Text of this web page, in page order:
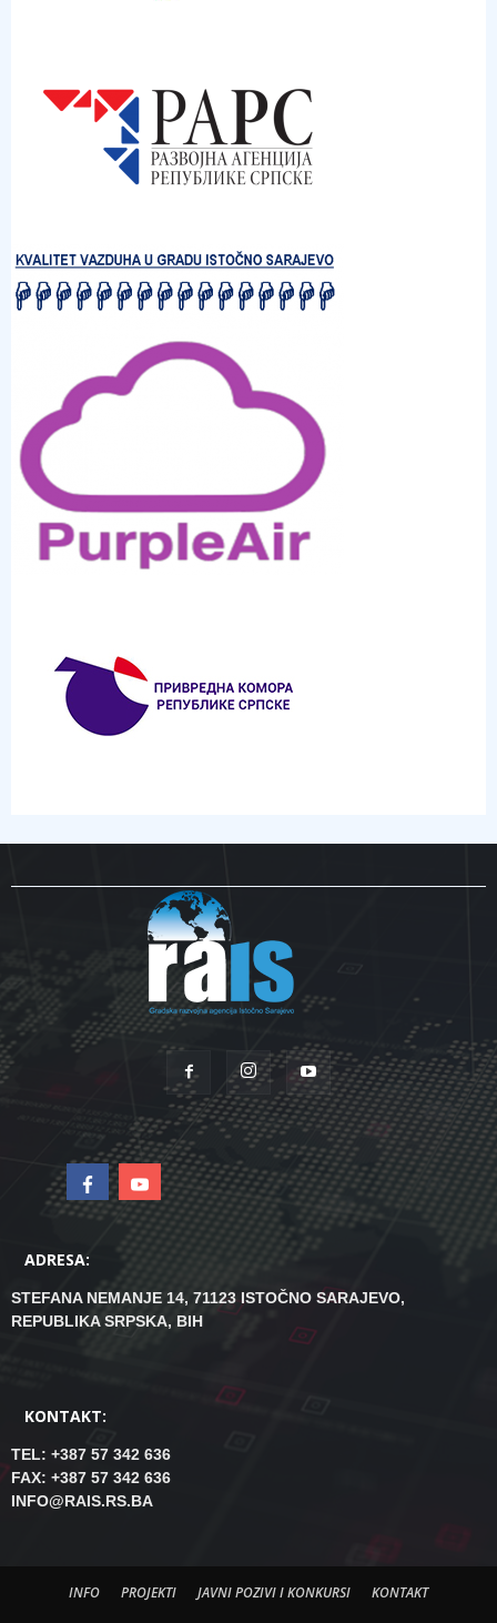
ADRESA:
STEFANA NEMANJE 14, 71123 ISTOČNO SARAJEVO,
REPUBLIKA SRPSKA, BIH
KONTAKT:
TEL: +387 57 342 636
FAX: +387 57 342 636
INFO@RAIS.RS.BA
INFO PROJEKTI JAVNI POZIVI I KONKURSI KONTAKT